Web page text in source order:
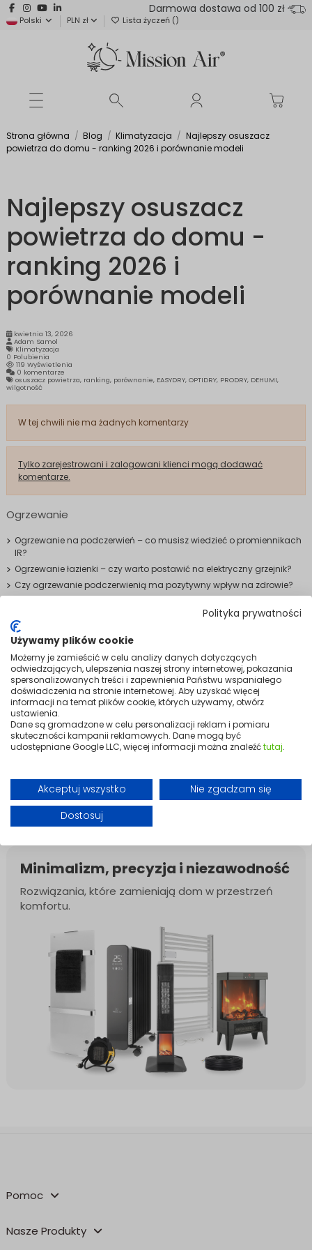
Polityka prywatności
Używamy plików cookie
Możemy je zamieścić w celu analizy danych dotyczących
odwiedzających, ulepszenia naszej strony internetowej, pokazania
spersonalizowanych treści i zapewnienia Państwu wspaniałego
doświadczenia na stronie internetowej. Aby uzyskać więcej
informacji na temat plików cookie, których używamy, otwórz
ustawienia.
Dane są gromadzone w celu personalizacji reklam i pomiaru
skuteczności kampanii reklamowych. Dane mogą być
udostępniane Google LLC, więcej informacji można znaleźćtutaj.
Akceptuj wszystko
Nie zgadzam się
Dostosuj
Darmowa dostawa od 100 zł
Polski PLN zł Lista życzeń ()
Strona główna Blog Klimatyzacja
Najlepszy osuszacz
powietrza do domu - ranking 2026 i porównanie modeli
Najlepszy osuszacz
powietrza do domu -
ranking 2026 i
porównanie modeli
kwietnia 13, 2026
Adam Samol
Klimatyzacja
0 Polubienia
119 Wyświetlenia
0 komentarze
osuszacz powietrza, ranking, porównanie, EASYDRY, OPTIDRY, PRODRY, DEHUMI,
wilgotność
W tej chwili nie ma żadnych komentarzy
Tylko zarejestrowani i zalogowani klienci mogą dodawać
komentarze.
Ogrzewanie
Ogrzewanie na podczerwień – co musisz wiedzieć o promiennikach
IR?
Ogrzewanie łazienki – czy warto postawić na elektryczny grzejnik?
Czy ogrzewanie podczerwienią ma pozytywny wpływ na zdrowie?
Dlaczego prąd w Polsce jest tak drogi? Sprawdzamy, skąd biorą się
wysokie ceny.
Darmowa wycena ogrzewania na podczerwień w 24h – jak to
działa?
Ile kosztuje utrzymanie grzejnika na podczerwień IR? Jakie są koszty?
Poradniki
Montaż maty grzewczej pod płytki – co musisz mieć, by zrobić to bez
Montaż ogrzewania podłogowego – jak długo trwa i który system
wybrać?
Jak zainstalować elektryczne ogrzewanie podłogowe za pomocą
gotowego zestawu dostępnego w naszym sklepie
Pomoc
Nasze Produkty